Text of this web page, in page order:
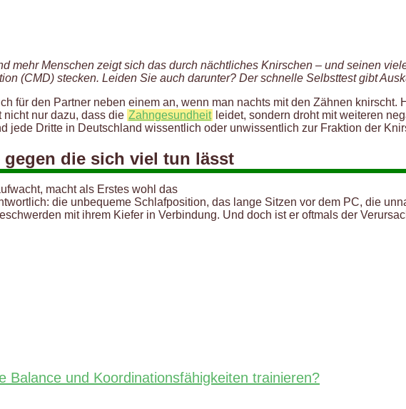
mehr Menschen zeigt sich das durch nächtliches Knirschen – und seinen
(CMD) stecken. Leiden Sie auch darunter? Der schnelle Selbsttest gibt
für den Partner neben einem an, wenn man nachts mit den Zähnen knirscht.
nur dazu, dass die Zahngesundheit leidet, sondern droht mit weiteren
jede Dritte in Deutschland wissentlich oder unwissentlich zur Fraktion der
gegen die sich viel tun lässt
macht als Erstes wohl das
die unbequeme Schlafposition, das lange Sitzen vor dem PC, die
mit ihrem Kiefer in Verbindung. Und doch ist er oftmals der
Balance und Koordinationsfähigkeiten trainieren?